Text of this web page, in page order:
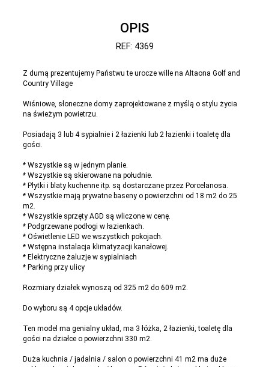
OPIS
REF: 4369
Z dumą prezentujemy Państwu te urocze wille na Altaona Golf and
Country Village
Wiśniowe, słoneczne domy zaprojektowane z myślą o stylu życia
na świeżym powietrzu.
Posiadają 3 lub 4 sypialnie i 2 łazienki lub 2 łazienki i toaletę dla
gości.
* Wszystkie są w jednym planie.
* Wszystkie są skierowane na południe.
* Płytki i blaty kuchenne itp. są dostarczane przez Porcelanosa.
* Wszystkie mają prywatne baseny o powierzchni od 18 m2 do 25
m2.
* Wszystkie sprzęty AGD są wliczone w cenę.
* Podgrzewane podłogi w łazienkach.
* Oświetlenie LED we wszystkich pokojach.
* Wstępna instalacja klimatyzacji kanałowej.
* Elektryczne żaluzje w sypialniach
* Parking przy ulicy
Rozmiary działek wynoszą od 325 m2 do 609 m2.
Do wyboru są 4 opcje układów.
Ten model ma genialny układ, ma 3 łóżka, 2 łazienki, toaletę dla
gości na działce o powierzchni 330 m2.
Duża kuchnia / jadalnia / salon o powierzchni 41 m2 ma duże